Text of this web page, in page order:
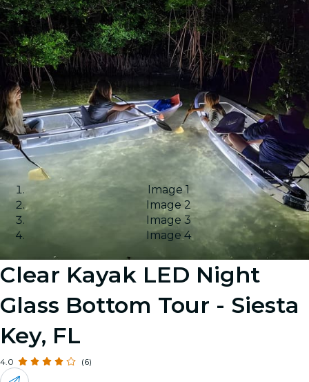
Image 1
Image 2
Image 3
Image 4
Clear Kayak LED Night
Glass Bottom Tour - Siesta
Key, FL
4.0 (6)